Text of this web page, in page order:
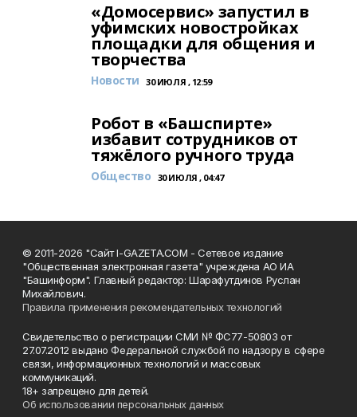
«Домосервис» запустил в
уфимских новостройках
площадки для общения и
творчества
Новости 30 ИЮЛЯ , 12:59
Робот в «Башспирте»
избавит сотрудников от
тяжёлого ручного труда
Общество 30 ИЮЛЯ , 04:47
© 2011-2026 "Сайт I-GAZETA.COM - Сетевое издание
"Общественная электронная газета" учреждена АО ИА
"Башинформ". Главный редактор: Шарафутдинов Руслан
Михайлович.
Правила применения рекомендательных технологий
Свидетельство о регистрации СМИ № ФС77-50803 от
27.07.2012 выдано Федеральной службой по надзору в сфере
связи, информационных технологий и массовых
коммуникаций.
18+ запрещено для детей.
Об использовании персональных данных